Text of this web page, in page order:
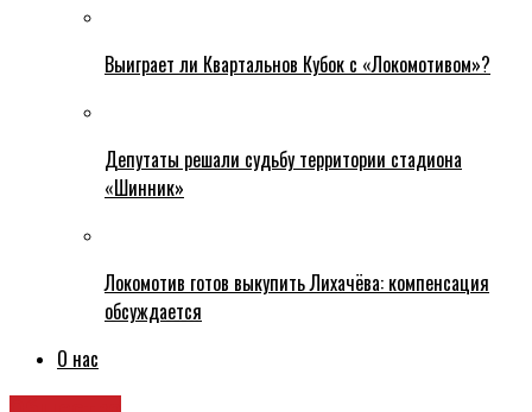
Выиграет ли Квартальнов Кубок с «Локомотивом»?
Депутаты решали судьбу территории стадиона
«Шинник»
Локомотив готов выкупить Лихачёва: компенсация
обсуждается
О нас